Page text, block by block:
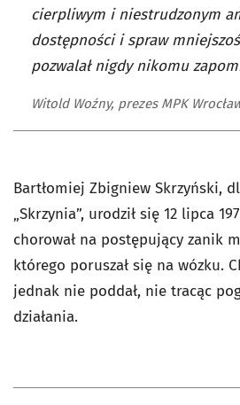
cierpliwym i niestrudzonym
dostępności i spraw
pozwalał nigdy nikomu
Witold Woźny, prezes MPK
Bartłomiej Zbigniew Skrzyński,
„Skrzynia”, urodził się 12 lipca
chorował na postępujący zanik
którego poruszał się na wózku.
jednak nie poddał, nie tracąc
działania.